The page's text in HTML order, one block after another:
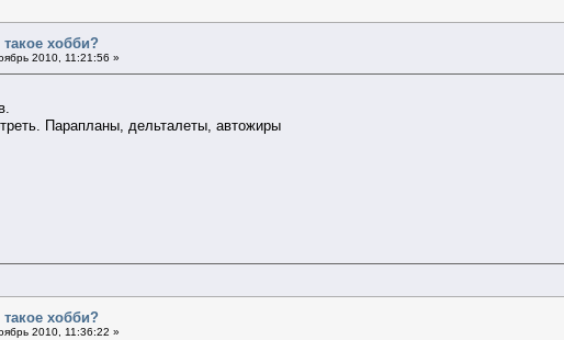
хобби?
2010, 11:21:56 »
Парапланы, дельталеты, автожиры
хобби?
2010, 11:36:22 »